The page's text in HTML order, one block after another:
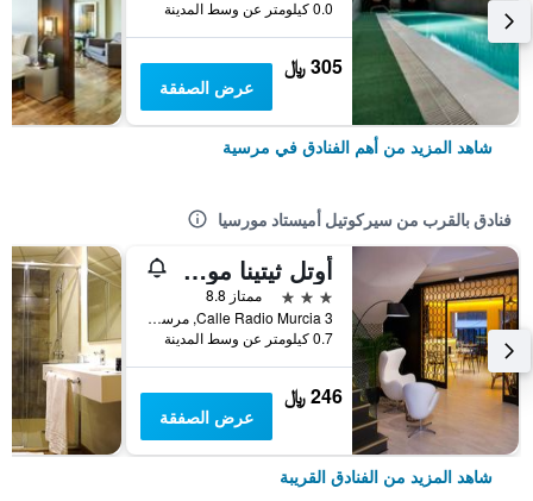
0.0 كيلومتر عن وسط المدينة
305 ﷼
عرض الصفقة
شاهد المزيد من أهم الفنادق في مرسية
فنادق بالقرب من سيركوتيل أميستاد مورسيا
أوتل ثيتينا موريكا
3 نجوم
ممتاز 8.8
Calle Radio Murcia 3, مرسية, أسبانيا
0.7 كيلومتر عن وسط المدينة
246 ﷼
عرض الصفقة
شاهد المزيد من الفنادق القريبة